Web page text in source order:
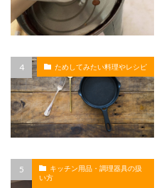
ためしてみたい料理やレシピ
キッチン用品・調理器具の扱
い方